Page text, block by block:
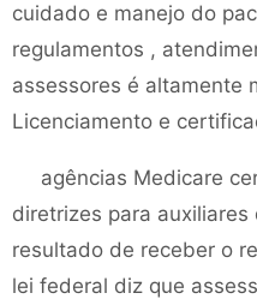
cuidado e manejo do
regulamentos ,
assessores é altamente
Licenciamento e
agências Medicare
diretrizes para
resultado de receber o
lei federal diz que